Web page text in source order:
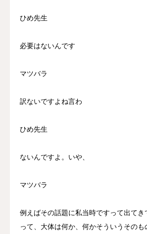
ひめ先生
必要はないんです
マツバラ
訳ないですよね言わ
ひめ先生
ないんですよ。いや、
マツバラ
例えばその話題に私当時ですって出てき
って、大体は何か、何かそういうそのも